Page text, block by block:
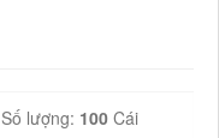
Số lượng: 100 Cái